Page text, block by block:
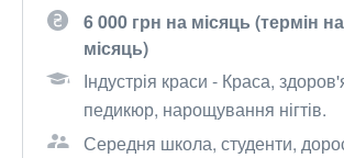
6 000 грн на місяць (термін
місяць)
Індустрія краси - Краса,
педикюр, нарощування нігтів.
Середня школа, студенти,